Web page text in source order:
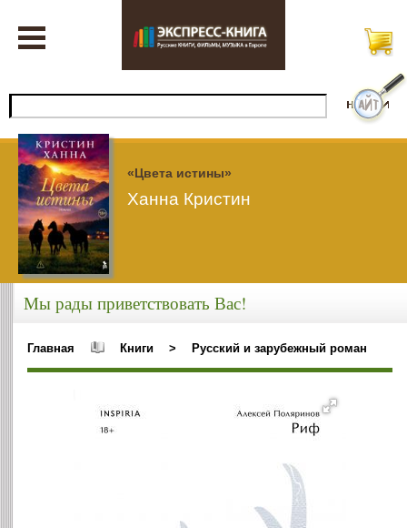
«Цвета истины»
Ханна Кристин
Мы рады приветствовать Вас!
Главная Книги > Русский и зарубежный роман